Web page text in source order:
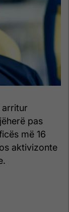
arritur
pas
më 16
aktivizonte